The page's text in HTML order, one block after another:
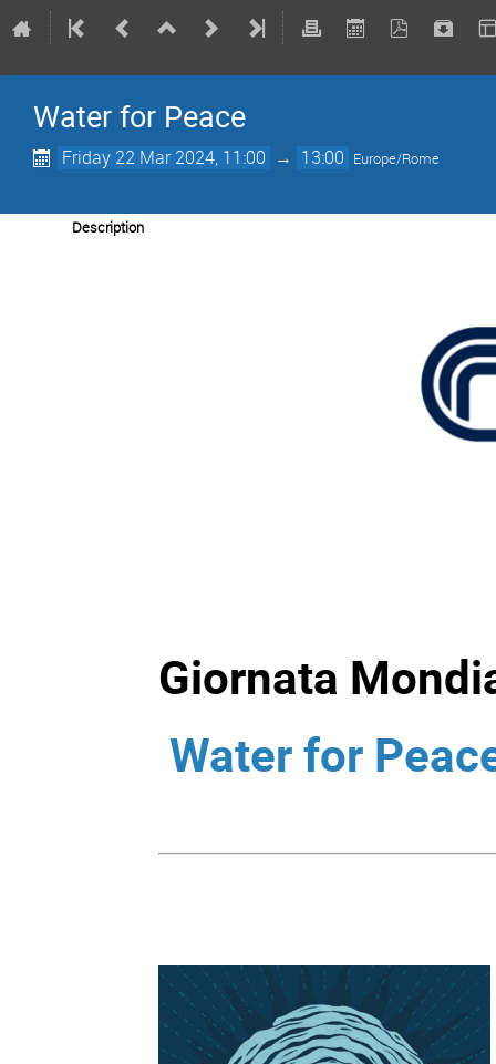
Water for Peace
Friday 22 Mar 2024, 11:00 → 13:00 Europe/Rome
Description
Giornata
Water for